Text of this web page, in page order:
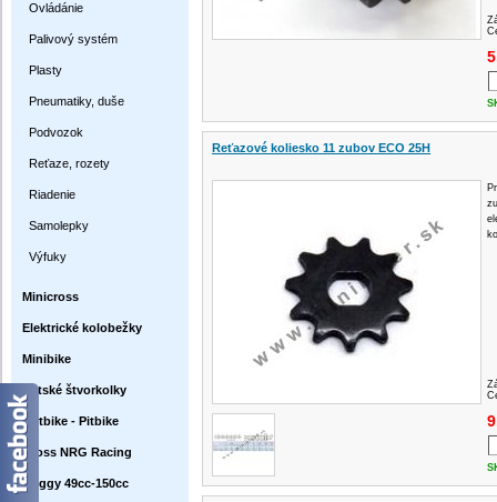
Ovládánie
Palivový systém
Plasty
Pneumatiky, duše
Podvozok
Reťaze, rozety
Riadenie
Samolepky
Výfuky
Minicross
Elektrické kolobežky
Minibike
Detské štvorkolky
Dirtbike - Pitbike
Cross NRG Racing
Buggy 49cc-150cc
Reťazové koliesko 11 zubov ECO 25H